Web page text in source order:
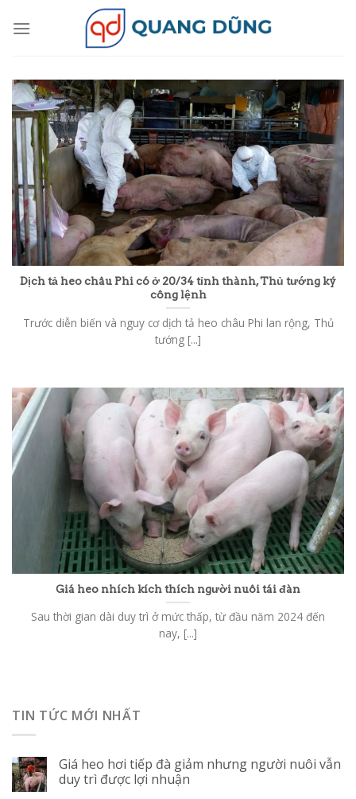
Dịch tả heo châu Phi có ở 20/34 tỉnh thành, Thủ tướng ký
công lệnh
Trước diễn biến và nguy cơ dịch tả heo châu Phi lan rộng, Thủ
tướng [...]
Giá heo nhích kích thích người nuôi tái đàn
Sau thời gian dài duy trì ở mức thấp, từ đầu năm 2024 đến
nay, [...]
TIN TỨC MỚI NHẤT
Giá heo hơi tiếp đà giảm nhưng người nuôi vẫn
duy trì được lợi nhuận